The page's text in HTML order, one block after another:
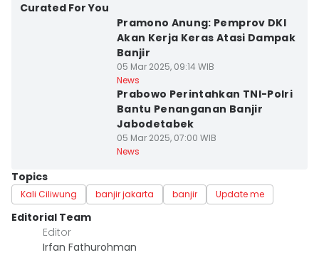
Curated For You
Pramono Anung: Pemprov DKI
Akan Kerja Keras Atasi Dampak
Banjir
05 Mar 2025, 09:14 WIB
News
Prabowo Perintahkan TNI-Polri
Bantu Penanganan Banjir
Jabodetabek
05 Mar 2025, 07:00 WIB
News
Topics
Kali Ciliwung banjir jakarta banjir Update me
Editorial Team
Editor
Irfan Fathurohman